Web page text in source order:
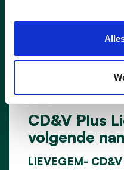
CD&V Plus
volgende
12/04/24
LIEVEGEM-